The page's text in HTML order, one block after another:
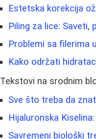
Estetska korekcija
Piling za lice: Saveti,
Problemi sa filerima
Kako održati
Tekstovi na srodnim
Sve što treba da
Hijaluronska
Savremeni biološki